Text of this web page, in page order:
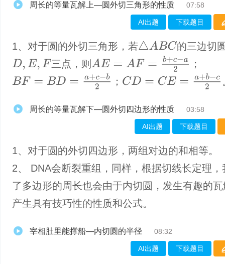
周长的等量瓦解上—圆外切三角形的性质 07:58
AI出题 下载题目
1、对于圆的外切三角形，若 △A BC 的三边切
D E F 三点，则 AE =AF −a 2 ；
BF=BD c−b 2 ； CD =CE b−c2
周长的等量瓦解下—圆外切四边形的性质 03:58
AI出题 下载题目
1、对于圆的外切四边形，两组对边的和相等。
2、 DNA会断裂重组，同样，根据切线长定理，
了多边形的周长也会由于内切圆，发生有趣的
产生具有技巧性的性质和公式。
宰相肚里能撑船—内切圆的半径 08:32
AI出题 下载题目